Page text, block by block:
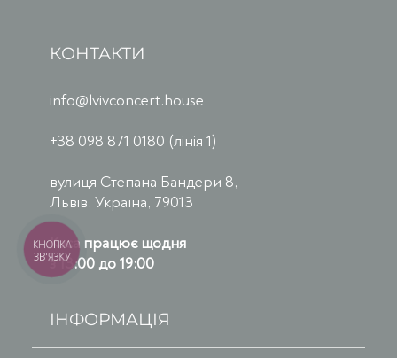
КОНТАКТИ
info@lvivconcert.house
+38 098 871 0180 (лінія 1)
вулиця Степана Бандери 8,
Львів, Україна, 79013
Каса працює щодня
з 13:00 до 19:00
ІНФОРМАЦІЯ
КНОПКА
ЗВ'ЯЗКУ